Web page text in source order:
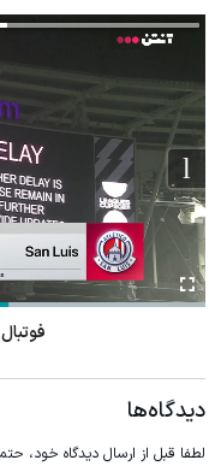
دیدگاه‌ها
لطفا قبل از ارسال دیدگاه خود،